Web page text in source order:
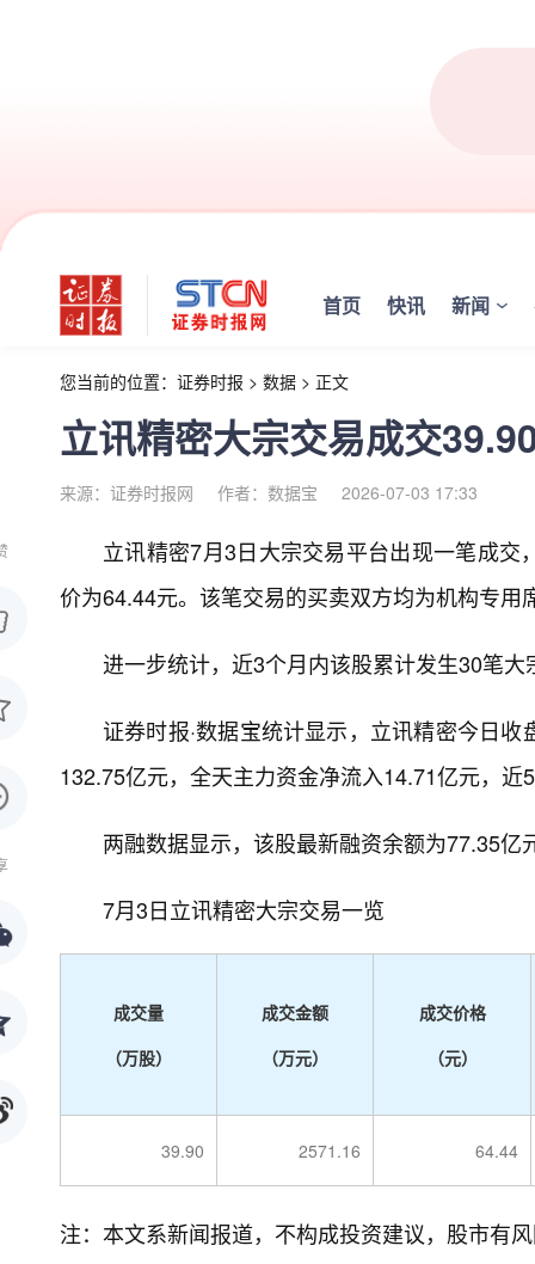
首页 快讯 新闻
您当前的位置： 证券时报 > 数据 > 正文
立讯精密大宗交易成交
来源：证券时报网 作者：数据宝 2026-07-03 17:33
立讯精密7月3日大宗交易平台出现一笔成
价为64.44元。该笔交易的买卖双方均为机构专用
进一步统计，近3个月内该股累计发生30笔
证券时报·数据宝统计显示，立讯精密今日
132.75亿元，全天主力资金净流入14.71亿元，
两融数据显示，该股最新融资余额为77.35
7月3日立讯精密大宗交易一览
成交量
（万股）
成交金额
（万元）
成交价格
（元）
39.90 2571.16 64.44
注：本文系新闻报道，不构成投资建议，股市有